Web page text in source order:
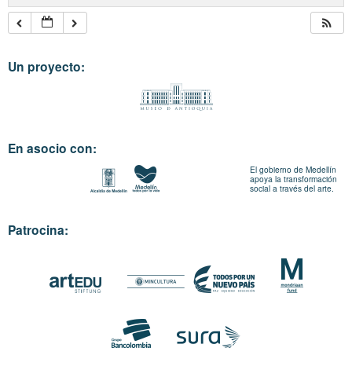
Un proyecto:
En asocio con:
El gobierno de Medellín
apoya la transformación
social a través del arte.
Patrocina: